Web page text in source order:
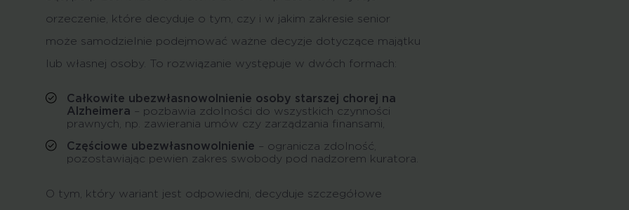
orzeczenie, które decyduje o tym, czy i w jakim zakresie senior
może samodzielnie podejmować ważne decyzje dotyczące majątku
lub własnej osoby. To rozwiązanie występuje w dwóch formach:
Całkowite ubezwłasnowolnienie osoby starszej chorej na
Alzheimera – pozbawia zdolności do wszystkich czynności
prawnych, np. zawierania umów czy zarządzania finansami,
Częściowe ubezwłasnowolnienie – ogranicza zdolność,
pozostawiając pewien zakres swobody pod nadzorem kuratora.
O tym, który wariant jest odpowiedni, decyduje szczegółowe